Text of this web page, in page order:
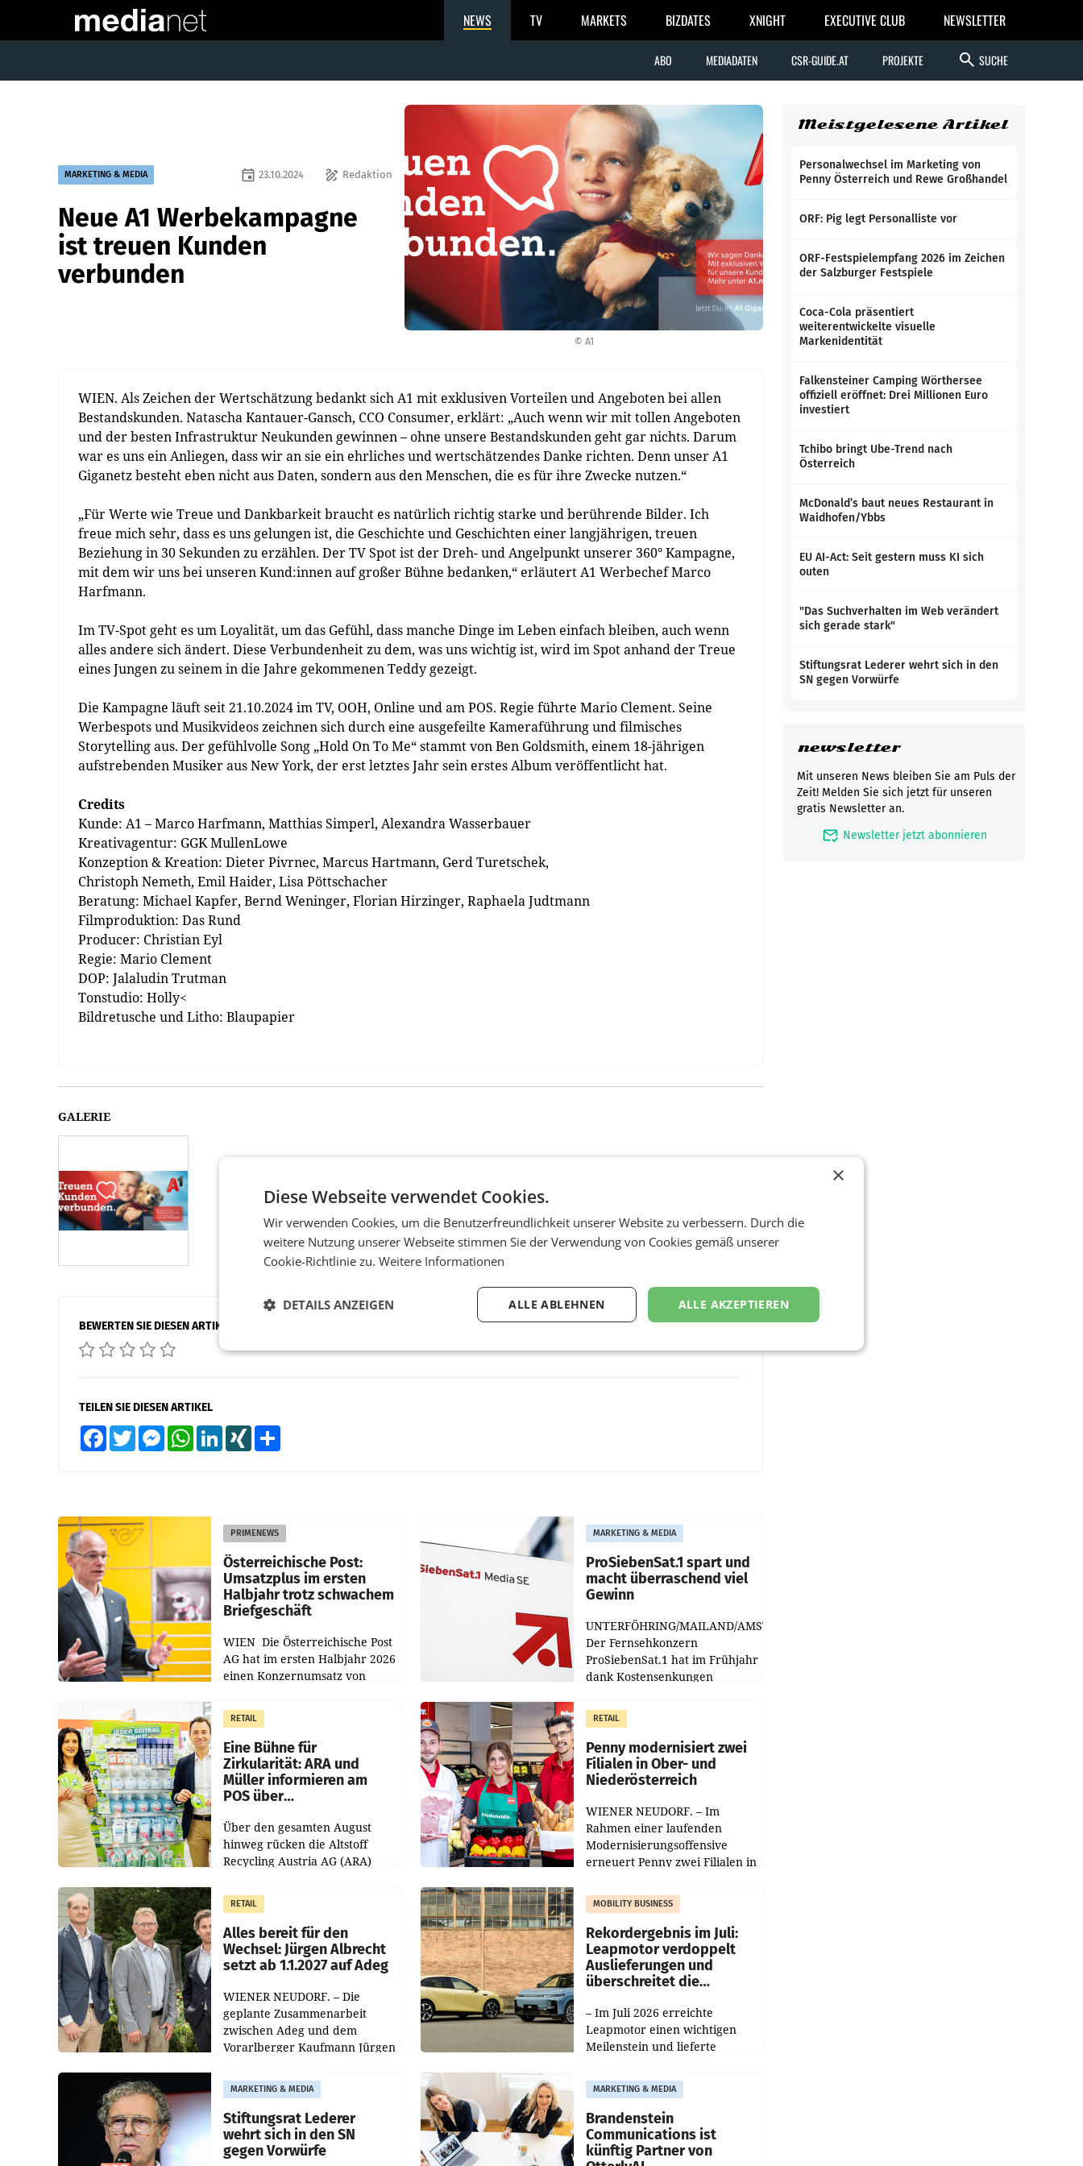
NEWS TV MARKETS BIZDATES XNIGHT EXECUTIVE CLUB NEWSLETTER
ABO MEDIADATEN CSR-GUIDE.AT PROJEKTE search SUCHE
© A1
MARKETING & MEDIA draw Redaktion
event 23.10.2024
Neue A1 Werbekampagne
ist treuen Kunden
verbunden
WIEN. Als Zeichen der Wertschätzung bedankt sich A1 mit exklusiven Vorteilen und Angeboten bei allen
Bestandskunden. Natascha Kantauer-Gansch, CCO Consumer, erklärt: „Auch wenn wir mit tollen Angeboten
und der besten Infrastruktur Neukunden gewinnen – ohne unsere Bestandskunden geht gar nichts. Darum
war es uns ein Anliegen, dass wir an sie ein ehrliches und wertschätzendes Danke richten. Denn unser A1
Giganetz besteht eben nicht aus Daten, sondern aus den Menschen, die es für ihre Zwecke nutzen.“
„Für Werte wie Treue und Dankbarkeit braucht es natürlich richtig starke und berührende Bilder. Ich
freue mich sehr, dass es uns gelungen ist, die Geschichte und Geschichten einer langjährigen, treuen
Beziehung in 30 Sekunden zu erzählen. Der TV Spot ist der Dreh- und Angelpunkt unserer 360° Kampagne,
mit dem wir uns bei unseren Kund:innen auf großer Bühne bedanken,“ erläutert A1 Werbechef Marco
Harfmann.
Im TV-Spot geht es um Loyalität, um das Gefühl, dass manche Dinge im Leben einfach bleiben, auch wenn
alles andere sich ändert. Diese Verbundenheit zu dem, was uns wichtig ist, wird im Spot anhand der Treue
eines Jungen zu seinem in die Jahre gekommenen Teddy gezeigt.
Die Kampagne läuft seit 21.10.2024 im TV, OOH, Online und am POS. Regie führte Mario Clement. Seine
Werbespots und Musikvideos zeichnen sich durch eine ausgefeilte Kameraführung und filmisches
Storytelling aus. Der gefühlvolle Song „Hold On To Me“ stammt von Ben Goldsmith, einem 18-jährigen
aufstrebenden Musiker aus New York, der erst letztes Jahr sein erstes Album veröffentlicht hat.
Credits
Kunde: A1 – Marco Harfmann, Matthias Simperl, Alexandra Wasserbauer
Kreativagentur: GGK MullenLowe
Konzeption & Kreation: Dieter Pivrnec, Marcus Hartmann, Gerd Turetschek,
Christoph Nemeth, Emil Haider, Lisa Pöttschacher
Beratung: Michael Kapfer, Bernd Weninger, Florian Hirzinger, Raphaela Judtmann
Filmproduktion: Das Rund
Producer: Christian Eyl
Regie: Mario Clement
DOP: Jalaludin Trutman
Tonstudio: Holly<
Bildretusche und Litho: Blaupapier
GALERIE
BEWERTEN SIE DIESEN ARTIKEL
TEILEN SIE DIESEN ARTIKEL
FacebookTwitter MessengerWhatsAppLinkedInXING
PRIMENEWS
Österreichische Post:
Umsatzplus im ersten
Halbjahr trotz schwachem
Briefgeschäft
WIEN Die Österreichische Post
AG hat im ersten Halbjahr 2026
einen Konzernumsatz von
erwirtschaftet, was einem Plus
von 3,8 Prozent gegenüber
dem Vergleichszeitraum
MARKETING & MEDIA
ProSiebenSat.1 spart und
macht überraschend viel
Gewinn
UNTERFÖHRING/MAILAND/AMSTERDAM.
Der Fernsehkonzern
ProSiebenSat.1 hat im Frühjahr
dank Kostensenkungen
gemacht und die
Markterwartung deutlich
übertroffen.
RETAIL
Eine Bühne für
Zirkularität: ARA und
Müller informieren am
POS über
Über den gesamten August
hinweg rücken die Altstoff
Recycling Austria AG (ARA)
Müller die Initiative „Kreislauf-
Helden“ in allen
österreichischen Müller-Filialen
RETAIL
Penny modernisiert zwei
Filialen in Ober- und
Niederösterreich
WIENER NEUDORF. – Im
Rahmen einer laufenden
Modernisierungsoffensive
erneuert Penny zwei Filialen in
Die beiden Standorte liegen in
Haag sowie im rund
RETAIL
Alles bereit für den
Wechsel: Jürgen Albrecht
setzt ab 1.1.2027 auf Adeg
WIENER NEUDORF. – Die
geplante Zusammenarbeit
zwischen Adeg und dem
Vorarlberger Kaufmann Jürgen
freigegeben: Die
Bundeswettbewerbsbehörde
und der Bundeskartellanwalt
MOBILITY BUSINESS
Rekordergebnis im Juli:
Leapmotor verdoppelt
Auslieferungen und
überschreitet die
– Im Juli 2026 erreichte
Leapmotor einen wichtigen
Meilenstein und lieferte
aus, womit sich das Ergebnis
gegenüber Juli 2025 mehr als
verdoppelte (+102
MARKETING & MEDIA
Stiftungsrat Lederer
wehrt sich in den SN
gegen Vorwürfe
MARKETING & MEDIA
Brandenstein
Communications ist
künftig Partner von
Meistgelesene Artikel
Personalwechsel im Marketing von
Penny Österreich und Rewe Großhandel
ORF: Pig legt Personalliste vor
ORF-Festspielempfang 2026 im Zeichen
der Salzburger Festspiele
Coca-Cola präsentiert
weiterentwickelte visuelle
Markenidentität
Falkensteiner Camping Wörthersee
offiziell eröffnet: Drei Millionen Euro
investiert
Tchibo bringt Ube-Trend nach
Österreich
McDonald’s baut neues Restaurant in
Waidhofen/Ybbs
EU AI-Act: Seit gestern muss KI sich
outen
"Das Suchverhalten im Web verändert
sich gerade stark"
Stiftungsrat Lederer wehrt sich in den
SN gegen Vorwürfe
newsletter
Mit unseren News bleiben Sie am Puls der
Zeit! Melden Sie sich jetzt für unseren
gratis Newsletter an.
mark_email_read Newsletter jetzt abonnieren
×
Diese Webseite verwendet Cookies.
Wir verwenden Cookies, um die Benutzerfreundlichkeit unserer Website zu verbessern. Durch die
weitere Nutzung unserer Webseite stimmen Sie der Verwendung von Cookies gemäß unserer
Cookie-Richtlinie zu. Weitere Informationen
ALLE AKZEPTIEREN
ALLE ABLEHNEN
DETAILS ANZEIGEN